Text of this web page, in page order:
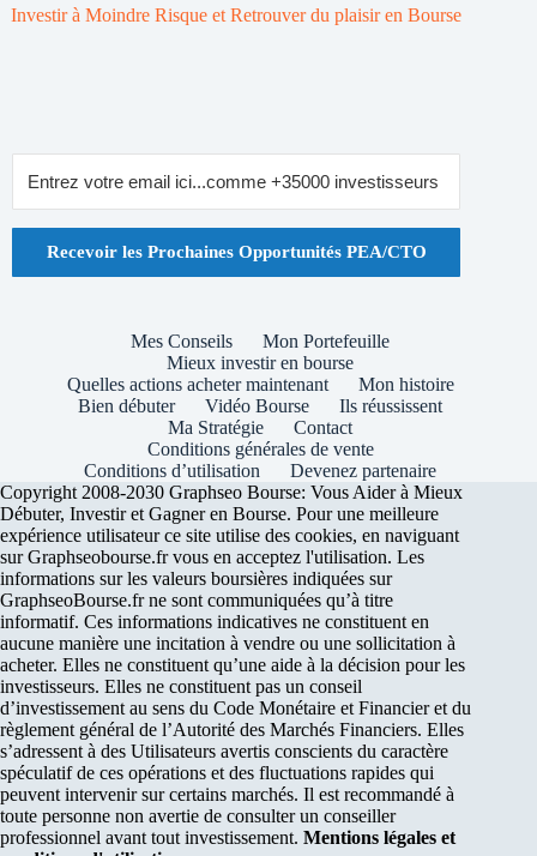
Investir à Moindre Risque et Retrouver du plaisir en Bourse
Recevoir les Prochaines Opportunités PEA/CTO
Mes Conseils
Mon Portefeuille
Mieux investir en bourse
Quelles actions acheter maintenant
Mon histoire
Bien débuter
Vidéo Bourse
Ils réussissent
Ma Stratégie
Contact
Conditions générales de vente
Conditions d’utilisation
Devenez partenaire
Copyright 2008-2030 Graphseo Bourse: Vous Aider à Mieux
Débuter, Investir et Gagner en Bourse. Pour une meilleure
expérience utilisateur ce site utilise des cookies, en naviguant
sur Graphseobourse.fr vous en acceptez l'utilisation. Les
informations sur les valeurs boursières indiquées sur
GraphseoBourse.fr ne sont communiquées qu’à titre
informatif. Ces informations indicatives ne constituent en
aucune manière une incitation à vendre ou une sollicitation à
acheter. Elles ne constituent qu’une aide à la décision pour les
investisseurs. Elles ne constituent pas un conseil
d’investissement au sens du Code Monétaire et Financier et du
règlement général de l’Autorité des Marchés Financiers. Elles
s’adressent à des Utilisateurs avertis conscients du caractère
spéculatif de ces opérations et des fluctuations rapides qui
peuvent intervenir sur certains marchés. Il est recommandé à
toute personne non avertie de consulter un conseiller
professionnel avant tout investissement. Mentions légales et